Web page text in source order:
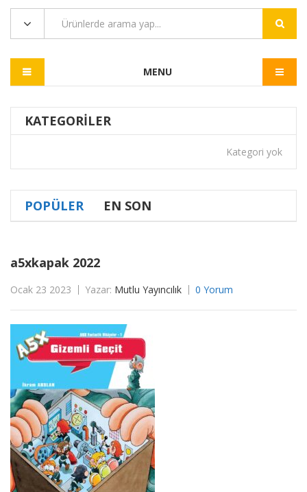
MENU
KATEGORILER
Kategori yok
POPÜLER EN SON
a5xkapak 2022
Ocak 23 2023 Yazar: Mutlu Yayıncılık 0 Yorum